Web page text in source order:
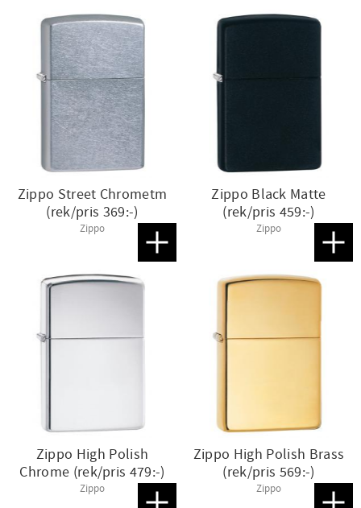
Zippo Street Chrometm
(rek/pris 369:-)
Zippo
Lägg till i favoriter
Zippo Black Matte
(rek/pris 459:-)
Zippo
Zippo High Polish
Chrome (rek/pris 479:-)
Zippo
Zippo High Polish Brass
(rek/pris 569:-)
Zippo